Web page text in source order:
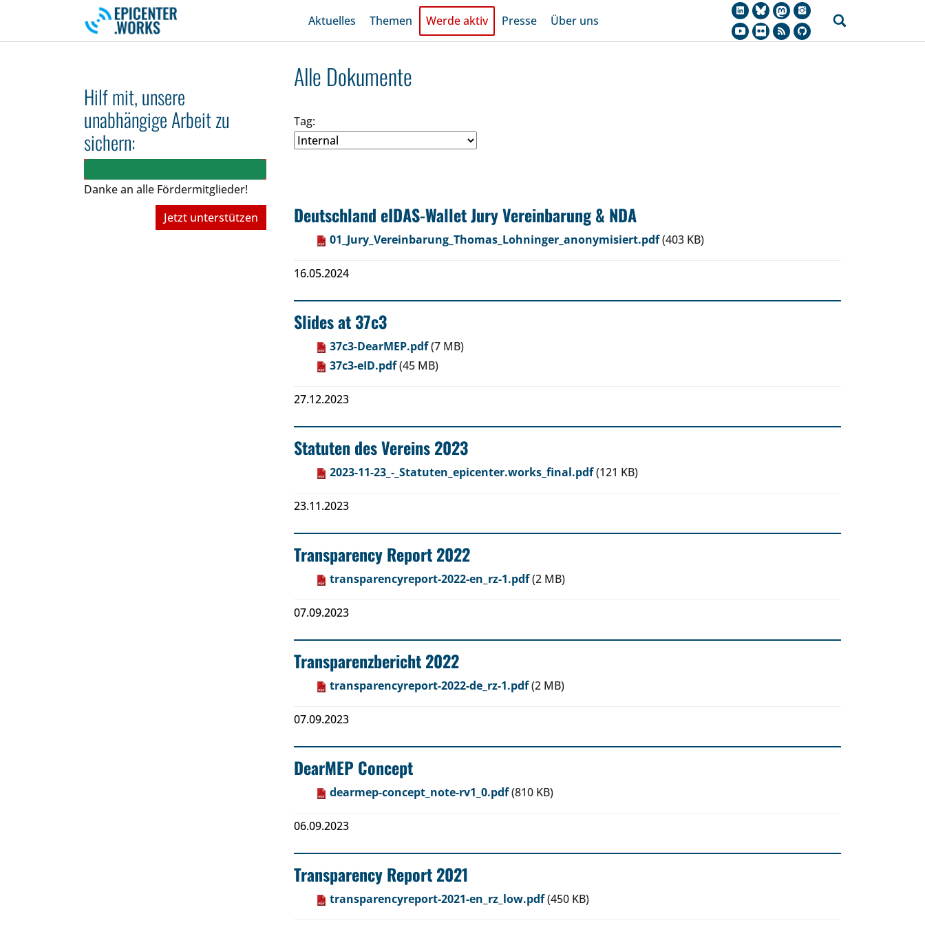
Skip to main navigation
Skip to main content
Skip to page footer
Aktuelles Themen Werde aktiv Presse Über uns
Hilf mit, unsere
unabhängige Arbeit zu
sichern:
Danke an alle Fördermitglieder!
Jetzt unterstützen
Alle Dokumente
Tag:
Deutschland eIDAS-Wallet Jury Vereinbarung & NDA
01_Jury_Vereinbarung_Thomas_Lohninger_anonymisiert.pdf(403 KB)
16.05.2024
Slides at 37c3
37c3-DearMEP.pdf(7 MB)
37c3-eID.pdf(45 MB)
27.12.2023
Statuten des Vereins 2023
2023-11-23_-_Statuten_epicenter.works_final.pdf(121 KB)
23.11.2023
Transparency Report 2022
transparencyreport-2022-en_rz-1.pdf(2 MB)
07.09.2023
Transparenzbericht 2022
transparencyreport-2022-de_rz-1.pdf(2 MB)
07.09.2023
DearMEP Concept
dearmep-concept_note-rv1_0.pdf(810 KB)
06.09.2023
Transparency Report 2021
transparencyreport-2021-en_rz_low.pdf(450 KB)